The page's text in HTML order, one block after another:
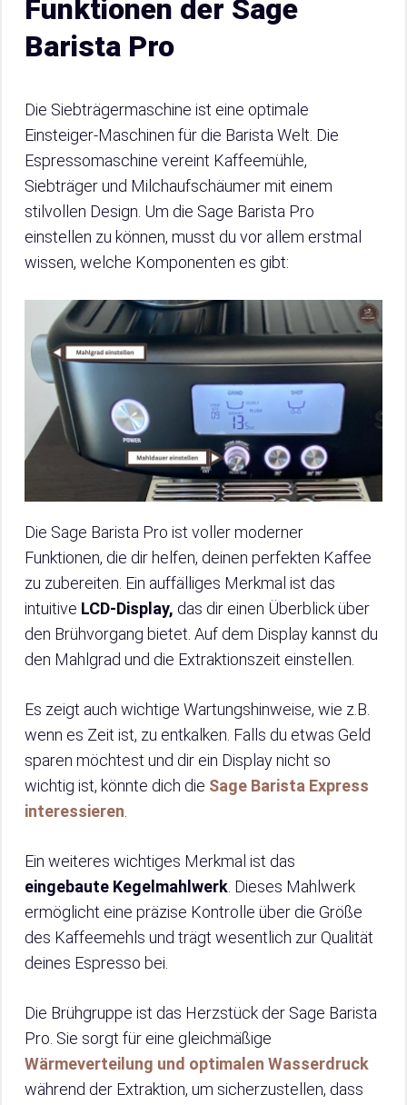
Funktionen der Sage
Barista Pro
Die Siebträgermaschine ist eine optimale
Einsteiger-Maschinen für die Barista Welt. Die
Espressomaschine vereint Kaffeemühle,
Siebträger und Milchaufschäumer mit einem
stilvollen Design. Um die Sage Barista Pro
einstellen zu können, musst du vor allem erstmal
wissen, welche Komponenten es gibt:
Die Sage Barista Pro ist voller moderner
Funktionen, die dir helfen, deinen perfekten Kaffee
zu zubereiten. Ein auffälliges Merkmal ist das
intuitive LCD-Display, das dir einen Überblick über
den Brühvorgang bietet. Auf dem Display kannst du
den Mahlgrad und die Extraktionszeit einstellen.
Es zeigt auch wichtige Wartungshinweise, wie z.B.
wenn es Zeit ist, zu entkalken. Falls du etwas Geld
sparen möchtest und dir ein Display nicht so
wichtig ist, könnte dich die Sage Barista Express
interessieren
Ein weiteres wichtiges Merkmal ist das
eingebaute Kegelmahlwerk . Dieses Mahlwerk
ermöglicht eine präzise Kontrolle über die Größe
des Kaffeemehls und trägt wesentlich zur Qualität
deines Espresso bei.
Die Brühgruppe ist das Herzstück der Sage Barista
Pro. Sie sorgt für eine gleichmäßige
Wärmeverteilung und optimalen Wasserdruck
während der Extraktion, um sicherzustellen, dass